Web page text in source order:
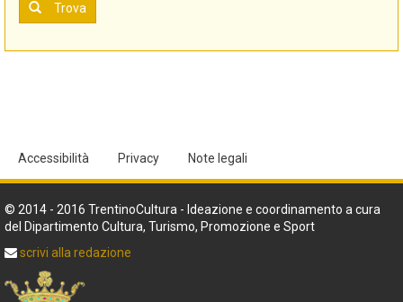
Trova
Accessibilità Privacy Note legali
© 2014 - 2016 TrentinoCultura - Ideazione e coordinamento a cura
del Dipartimento Cultura, Turismo, Promozione e Sport
scrivi alla redazione